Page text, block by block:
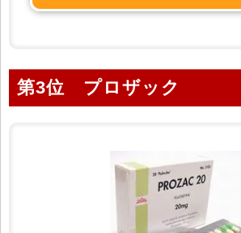
第3位 プロザック